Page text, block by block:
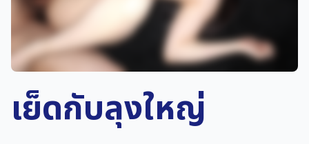
เย็ดกับลุงใหญ่